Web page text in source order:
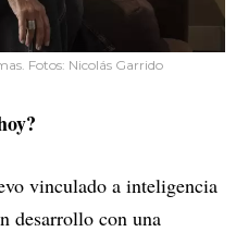
Fotos: Nicolás Garrido
vinculado a inteligencia
desarrollo con una